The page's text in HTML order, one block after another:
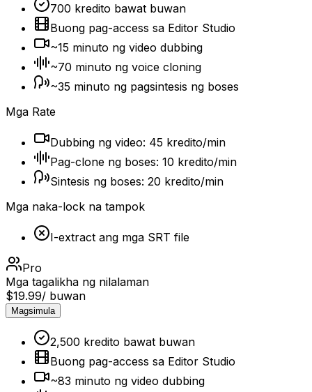
700 kredito bawat buwan
Buong pag-access sa Editor Studio
~15 minuto ng video dubbing
~70 minuto ng voice cloning
~35 minuto ng pagsintesis ng boses
Mga Rate
Dubbing ng video: 45 kredito/min
Pag-clone ng boses: 10 kredito/min
Sintesis ng boses: 20 kredito/min
Mga naka-lock na tampok
I-extract ang mga SRT file
Pro
Mga tagalikha ng nilalaman
$19.99/ buwan
Magsimula
2,500 kredito bawat buwan
Buong pag-access sa Editor Studio
~83 minuto ng video dubbing